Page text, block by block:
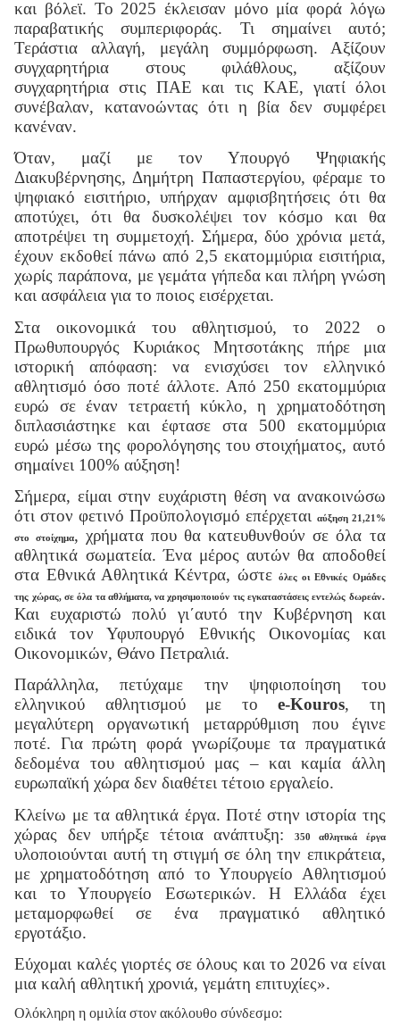
και βόλεϊ. Το 2025 έκλεισαν μόνο μία φορά λόγω
παραβατικής συμπεριφοράς. Τι σημαίνει αυτό;
Τεράστια αλλαγή, μεγάλη συμμόρφωση. Αξίζουν
συγχαρητήρια στους φιλάθλους, αξίζουν
συγχαρητήρια στις ΠΑΕ και τις ΚΑΕ, γιατί όλοι
συνέβαλαν, κατανοώντας ότι η βία δεν συμφέρει
κανέναν.
Όταν, μαζί με τον Υπουργό Ψηφιακής
Διακυβέρνησης, Δημήτρη Παπαστεργίου, φέραμε το
ψηφιακό εισιτήριο, υπήρχαν αμφισβητήσεις ότι θα
αποτύχει, ότι θα δυσκολέψει τον κόσμο και θα
αποτρέψει τη συμμετοχή. Σήμερα, δύο χρόνια μετά,
έχουν εκδοθεί πάνω από 2,5 εκατομμύρια εισιτήρια,
χωρίς παράπονα, με γεμάτα γήπεδα και πλήρη γνώση
και ασφάλεια για το ποιος εισέρχεται.
Στα οικονομικά του αθλητισμού, το 2022 ο
Πρωθυπουργός Κυριάκος Μητσοτάκης πήρε μια
ιστορική απόφαση: να ενισχύσει τον ελληνικό
αθλητισμό όσο ποτέ άλλοτε. Από 250 εκατομμύρια
ευρώ σε έναν τετραετή κύκλο, η χρηματοδότηση
διπλασιάστηκε και έφτασε στα 500 εκατομμύρια
ευρώ μέσω της φορολόγησης του στοιχήματος, αυτό
σημαίνει 100% αύξηση!
Σήμερα, είμαι στην ευχάριστη θέση να ανακοινώσω
ότι στον φετινό Προϋπολογισμό επέρχεται αύξηση 21,21%
στο στοίχημα, χρήματα που θα κατευθυνθούν σε όλα τα
αθλητικά σωματεία. Ένα μέρος αυτών θα αποδοθεί
στα Εθνικά Αθλητικά Κέντρα, ώστε όλες οι Εθνικές Ομάδες
της χώρας, σε όλα τα αθλήματα, να χρησιμοποιούν τις εγκαταστάσεις εντελώς δωρεάν.
Και ευχαριστώ πολύ γι΄αυτό την Κυβέρνηση και
ειδικά τον Υφυπουργό Εθνικής Οικονομίας και
Οικονομικών, Θάνο Πετραλιά.
Παράλληλα, πετύχαμε την ψηφιοποίηση του
ελληνικού αθλητισμού με τοe-Kouros, τη
μεγαλύτερη οργανωτική μεταρρύθμιση που έγινε
ποτέ. Για πρώτη φορά γνωρίζουμε τα πραγματικά
δεδομένα του αθλητισμού μας – και καμία άλλη
ευρωπαϊκή χώρα δεν διαθέτει τέτοιο εργαλείο.
Κλείνω με τα αθλητικά έργα. Ποτέ στην ιστορία της
χώρας δεν υπήρξε τέτοια ανάπτυξη:
350 αθλητικά έργα
υλοποιούνται αυτή τη στιγμή σε όλη την επικράτεια,
με χρηματοδότηση από το Υπουργείο Αθλητισμού
και το Υπουργείο Εσωτερικών. Η Ελλάδα έχει
μεταμορφωθεί σε ένα πραγματικό αθλητικό
εργοτάξιο.
Εύχομαι καλές γιορτές σε όλους και το 2026 να είναι
μια καλή αθλητική χρονιά, γεμάτη επιτυχίες».
Ολόκληρη η ομιλία στον ακόλουθο σύνδεσμο: